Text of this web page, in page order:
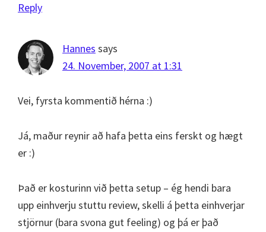
Reply
Hannes says
24. November, 2007 at 1:31
Vei, fyrsta kommentið hérna :)
Já, maður reynir að hafa þetta eins ferskt og hægt
er :)
Það er kosturinn við þetta setup – ég hendi bara
upp einhverju stuttu review, skelli á þetta einhverjar
stjörnur (bara svona gut feeling) og þá er það